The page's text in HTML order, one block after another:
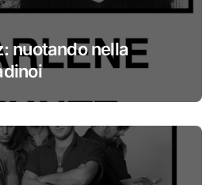
nuotando nella